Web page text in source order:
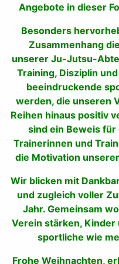
Angebote in dieser
Besonders
Zusammenhang
unserer Ju-Jutsu-
Training, Disziplin
beeindruckende
werden, die unseren
Reihen hinaus positiv
sind ein Beweis
Trainerinnen und
die Motivation
Wir blicken mit
und zugleich voller
Jahr. Gemeinsam
Verein stärken,
sportliche wie
Frohe Weihnachten,